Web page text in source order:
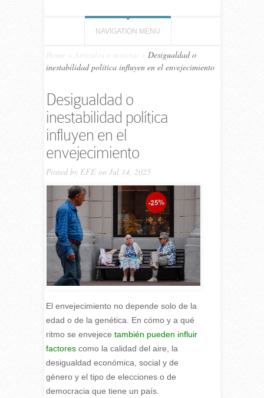
NAVIGATION MENU
Home Artículos o noticias
Desigualdad o
inestabilidad política influyen en el envejecimiento
Desigualdad o
inestabilidad política
influyen en el
envejecimiento
Posted by EFEon Jul 14, 2025
El envejecimiento no depende solo de la
edad o de la genética. En cómo y a qué
ritmo se envejece también pueden influir
factorescomo la calidad del aire, la
desigualdad económica, social y de
género y el tipo de elecciones o de
democracia que tiene un país.